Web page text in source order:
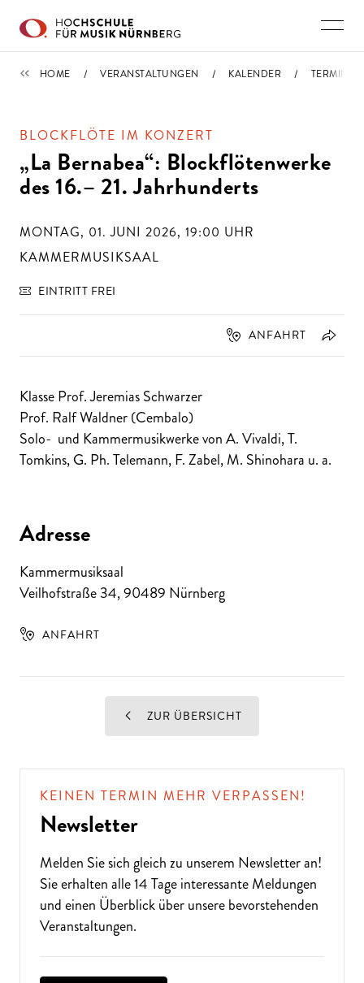
TERMINE
HOME VERANSTALTUNGEN KALENDER TERMIN
BLOCKFLÖTE IM KONZERT
„La Bernabea“: Blockflötenwerke
des 16.– 21. Jahrhunderts
MONTAG, 01. JUNI 2026, 19:00 UHR
KAMMERMUSIKSAAL
EINTRITT FREI
ANFAHRT
Klasse Prof. Jeremias Schwarzer
Prof. Ralf Waldner (Cembalo)
Solo- und Kammermusikwerke von A. Vivaldi, T.
Tomkins, G. Ph. Telemann, F. Zabel, M. Shinohara u. a.
Adresse
Kammermusiksaal
Veilhofstraße 34,90489 Nürnberg
ANFAHRT
ZUR ÜBERSICHT
KEINEN TERMIN MEHR VERPASSEN!
Newsletter
Melden Sie sich gleich zu unserem Newsletteran!
Sie erhalten alle 14 Tage interessante Meldungen
und einen Überblick über unsere bevorstehenden
Veranstaltungen.